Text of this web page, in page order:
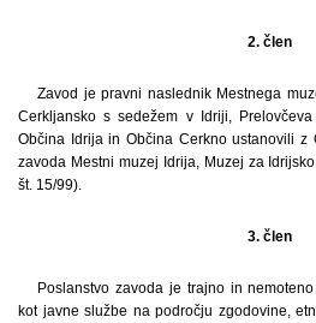
2. člen
Zavod je pravni naslednik Mestnega
Cerkljansko s sedežem v Idriji,
Občina Idrija in Občina Cerkno ustanovili z
zavoda Mestni muzej Idrija, Muzej za
št. 15/99).
3. člen
Poslanstvo zavoda je trajno in
kot javne službe na področju zgodovine,